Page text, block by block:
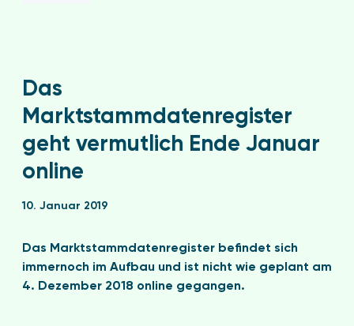
Das
Marktstammdatenregister
geht vermutlich Ende Januar
online
10. Januar 2019
Das Marktstammdatenregister befindet sich
immernoch im Aufbau und ist nicht wie geplant am
4. Dezember 2018 online gegangen.